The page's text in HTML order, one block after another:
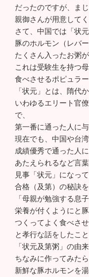
だったのですが、ま
親御さんが用意して
さて、中国では「状
豚のホルモン（レバ
たくさん入ったお粥が
これは受験生を持つ
食べさせるポピュラー
「状元」とは、隋代
いわゆるエリート官
で、
第一番に通った人に
現在でも、中国や台
成績優秀で通った人
あたえられるなど言
見事「状元」になっ
合格（及第）の秘訣を
「母親が勉強する息
栄養が付くようにと
つくってよく食べさ
と孝行な話をしたこ
「状元及第粥」の由
ちなみに作ってみた
新鮮な豚ホルモンを